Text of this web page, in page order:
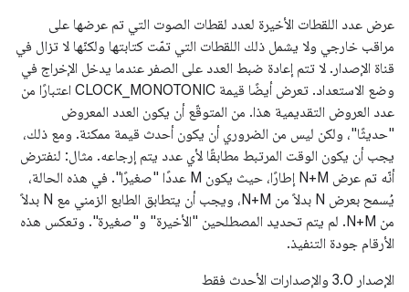
عرض عدد اللقطات الأخيرة لعدد لقطات الصوت التي تم عرضها على
مراقب خارجي ولا يشمل ذلك اللقطات التي تمّت كتابتها ولكنّها لا تزال في
قناة الإصدار. لا تتم إعادة ضبط العدد على الصفر عندما يدخل الإخراج في
وضع الاستعداد. تعرض أيضًا قيمة CLOCK_MONOTONIC اعتبارًا من
عدد العروض التقديمية هذا. من المتوقّع أن يكون العدد المعروض
"حديثًا"، ولكن ليس من الضروري أن يكون أحدث قيمة ممكنة. ومع ذلك،
يجب أن يكون الوقت المرتبط مطابقًا لأي عدد يتم إرجاعه. مثال: لنفترض
أنّه تم عرض N+M إطارًا، حيث يكون M عددًا "صغيرًا". في هذه الحالة،
يُسمح بعرض N بدلاً من N+M، ويجب أن يتطابق الطابع الزمني مع N بدلاً
من N+M. لم يتم تحديد المصطلحين "الأخيرة" و"صغيرة". وتعكس هذه
الأرقام جودة التنفيذ.
الإصدار 3.0 والإصدارات الأحدث فقط